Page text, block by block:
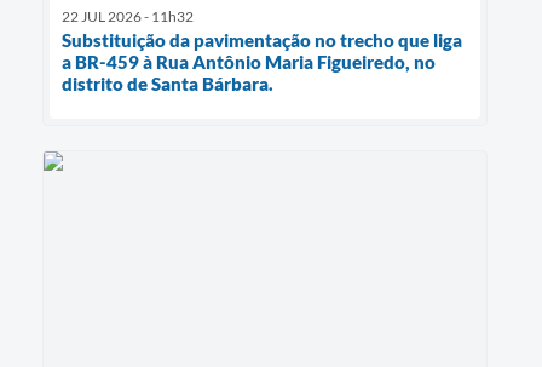
22 JUL 2026 - 11h32
Substituição da pavimentação no trecho que liga
a BR-459 à Rua Antônio Maria Figueiredo, no
distrito de Santa Bárbara.